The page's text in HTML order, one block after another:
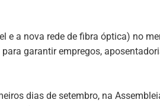
e a nova rede de fibra óptica) no
garantir empregos,
dias de setembro, na